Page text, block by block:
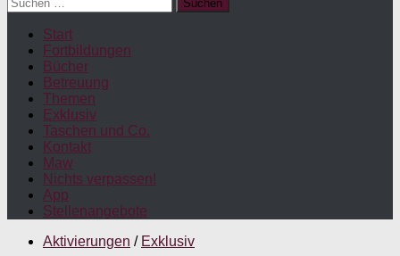
nach:
Start
Fortbildungen
Bücher
Betreuung
Themen
Exklusiv
Taschen und Co.
Kontakt
Maw
Nichts verpassen!
App
Stellenangebote
Aktivierungen / Exklusiv